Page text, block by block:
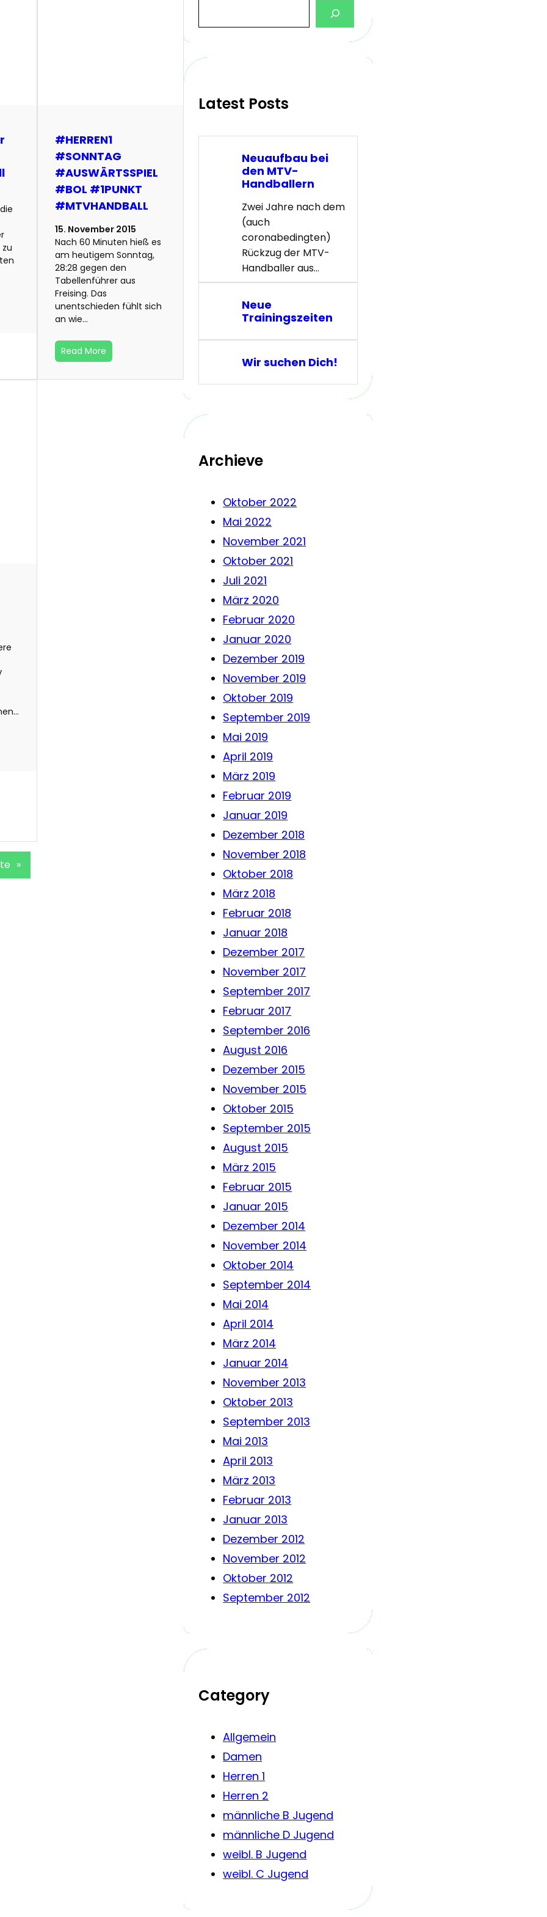
#HERREN1
#SONNTAG
#AUSWÄRTSSPIEL
#BOL #1PUNKT
#MTVHANDBALL
15. November 2015
Nach 60 Minuten hieß es
am heutigem Sonntag,
28:28 gegen den
Tabellenführer aus
Freising. Das
unentschieden fühlt sich
an wie…
Read More
»
a
c
Latest Posts
Neuaufbau bei
den MTV-
Handballern
Zwei Jahre nach dem
(auch
coronabedingten)
Rückzug der MTV-
Handballer aus…
Neue
Trainingszeiten
Wir suchen Dich!
Archieve
Oktober 2022
Mai 2022
November 2021
Oktober 2021
Juli 2021
März 2020
Februar 2020
Januar 2020
Dezember 2019
November 2019
Oktober 2019
September 2019
Mai 2019
April 2019
März 2019
Februar 2019
Januar 2019
Dezember 2018
November 2018
Oktober 2018
März 2018
Februar 2018
Januar 2018
Dezember 2017
November 2017
September 2017
Februar 2017
September 2016
August 2016
Dezember 2015
November 2015
Oktober 2015
September 2015
August 2015
März 2015
Februar 2015
Januar 2015
Dezember 2014
November 2014
Oktober 2014
September 2014
Mai 2014
April 2014
März 2014
Januar 2014
November 2013
Oktober 2013
September 2013
Mai 2013
April 2013
März 2013
Februar 2013
Januar 2013
Dezember 2012
November 2012
Oktober 2012
September 2012
Category
Allgemein
Damen
Herren 1
Herren 2
männliche B Jugend
männliche D Jugend
weibl. B Jugend
weibl. C Jugend